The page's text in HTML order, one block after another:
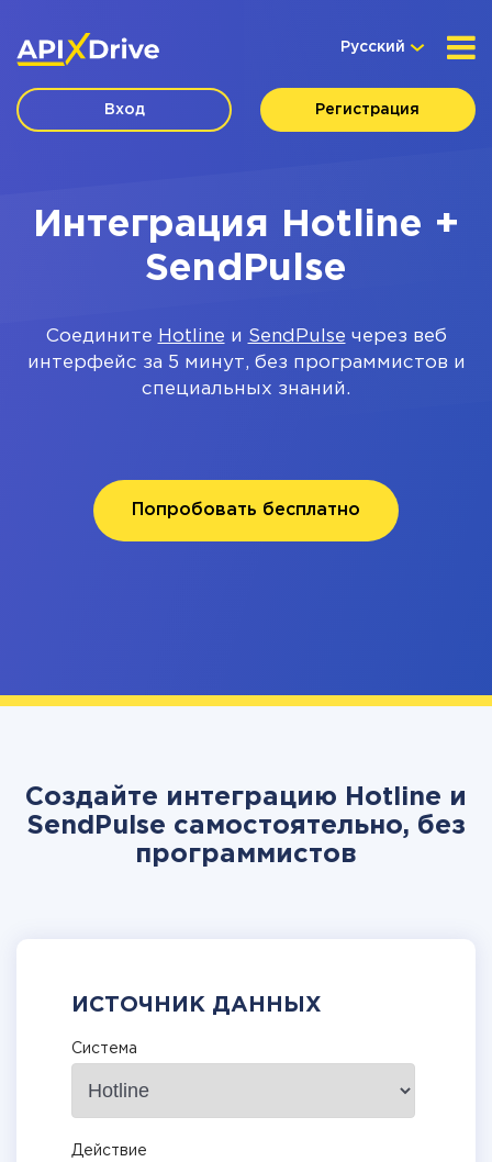
Русский
Вход Регистрация
Интеграция Hotline +
SendPulse
Соедините Hotline и SendPulse через веб
интерфейс за 5 минут, без программистов и
специальных знаний.
Попробовать бесплатно
Создайте интеграцию Hotline и
SendPulse самостоятельно, без
программистов
ИСТОЧНИК ДАННЫХ
Система
Действие